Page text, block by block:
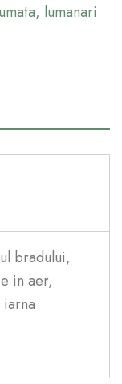
, lumanari
bradului,
in aer,